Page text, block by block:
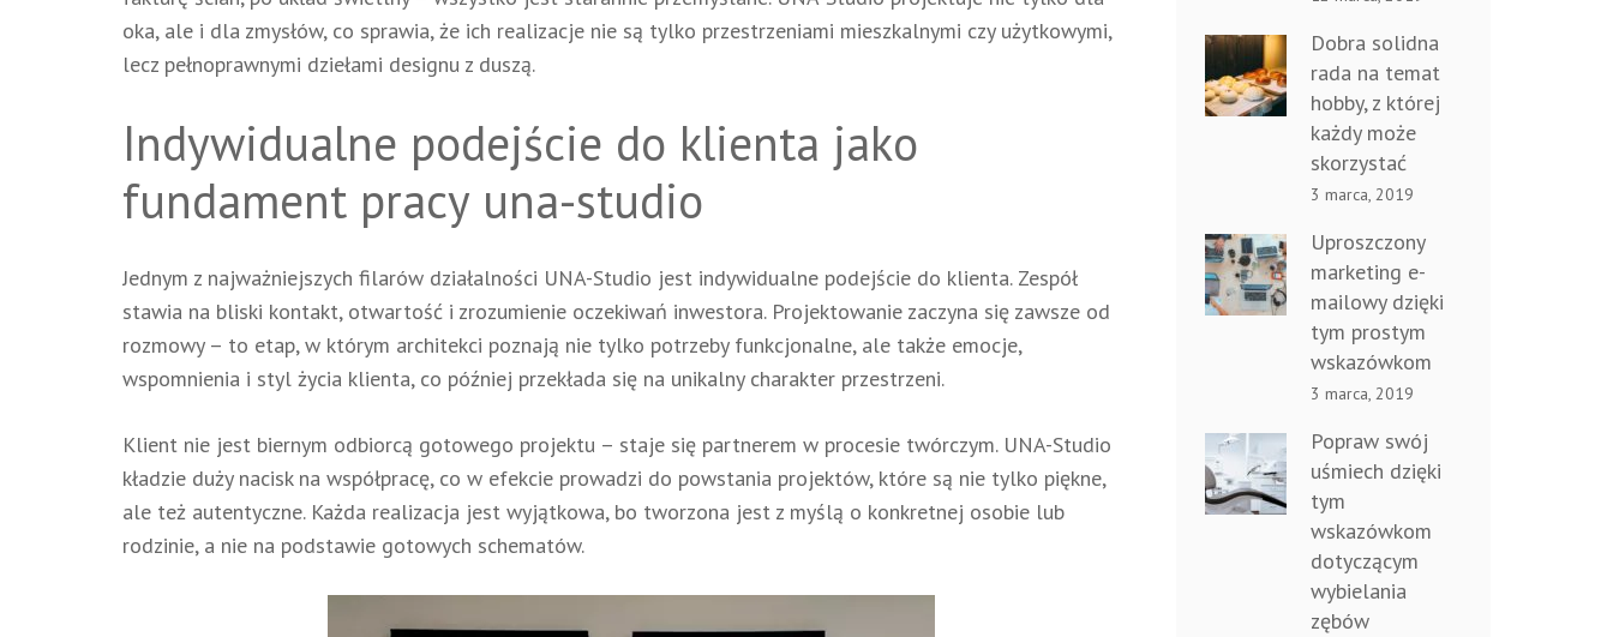
oka, ale i dla zmysłów, co sprawia, że ich realizacje nie są tylko przestrzeniami mieszkalnymi czy użytkowymi,
lecz pełnoprawnymi dziełami designu z duszą.
Indywidualne podejście do klienta jako
fundament pracy una-studio
Jednym z najważniejszych filarów działalności UNA-Studio jest indywidualne podejście do klienta. Zespół
stawia na bliski kontakt, otwartość i zrozumienie oczekiwań inwestora. Projektowanie zaczyna się zawsze od
rozmowy – to etap, w którym architekci poznają nie tylko potrzeby funkcjonalne, ale także emocje,
wspomnienia i styl życia klienta, co później przekłada się na unikalny charakter przestrzeni.
Klient nie jest biernym odbiorcą gotowego projektu – staje się partnerem w procesie twórczym. UNA-Studio
kładzie duży nacisk na współpracę, co w efekcie prowadzi do powstania projektów, które są nie tylko piękne,
ale też autentyczne. Każda realizacja jest wyjątkowa, bo tworzona jest z myślą o konkretnej osobie lub
rodzinie, a nie na podstawie gotowych schematów.
Dobra solidna
rada na temat
hobby, z której
każdy może
skorzystać
3 marca, 2019
Uproszczony
marketing e-
mailowy dzięki
tym prostym
wskazówkom
3 marca, 2019
Popraw swój
uśmiech dzięki
tym
wskazówkom
dotyczącym
wybielania
zębów